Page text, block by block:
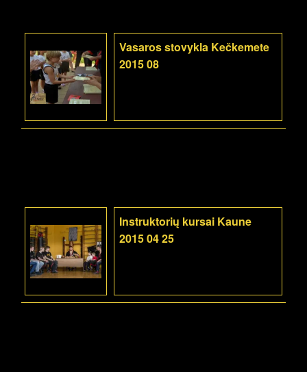
Vasaros stovykla Kečkemete
2015 08
Instruktorių kursai Kaune
2015 04 25